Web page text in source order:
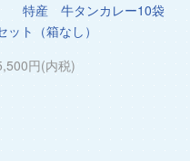
特産 牛タンカレー10袋
ット（箱なし）
円(内税)